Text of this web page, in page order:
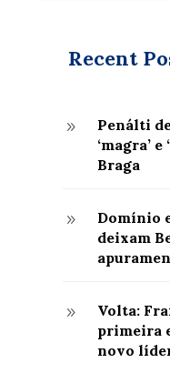
Recent
9
Penálti
‘magra’
Braga
9
Domínio
deixam
9
Volta:
primeira
novo